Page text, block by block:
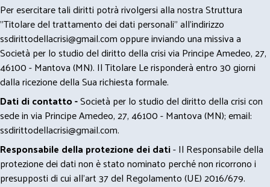
Per esercitare tali diritti potrà rivolgersi alla nostra Struttura
"Titolare del trattamento dei dati personali" all'indirizzo
ssdirittodellacrisi@gmail.comoppure inviando una missiva a
Società per lo studio del diritto della crisi via Principe Amedeo, 27,
46100 - Mantova (MN). Il Titolare Le risponderà entro 30 giorni
dalla ricezione della Sua richiesta formale.
Dati di contatto -Società per lo studio del diritto della crisi con
sede in via Principe Amedeo, 27, 46100 - Mantova (MN); email:
ssdirittodellacrisi@gmail.com.
Responsabile della protezione dei dati- Il Responsabile della
protezione dei dati non è stato nominato perché non ricorrono i
presupposti di cui all’art 37 del Regolamento (UE) 2016/679.